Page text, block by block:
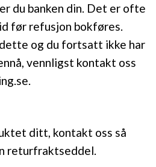
du banken din. Det er ofte
før refusjon bokføres.
og du fortsatt ikke har
vennligst kontakt oss
.
ditt, kontakt oss så
returfraktseddel.